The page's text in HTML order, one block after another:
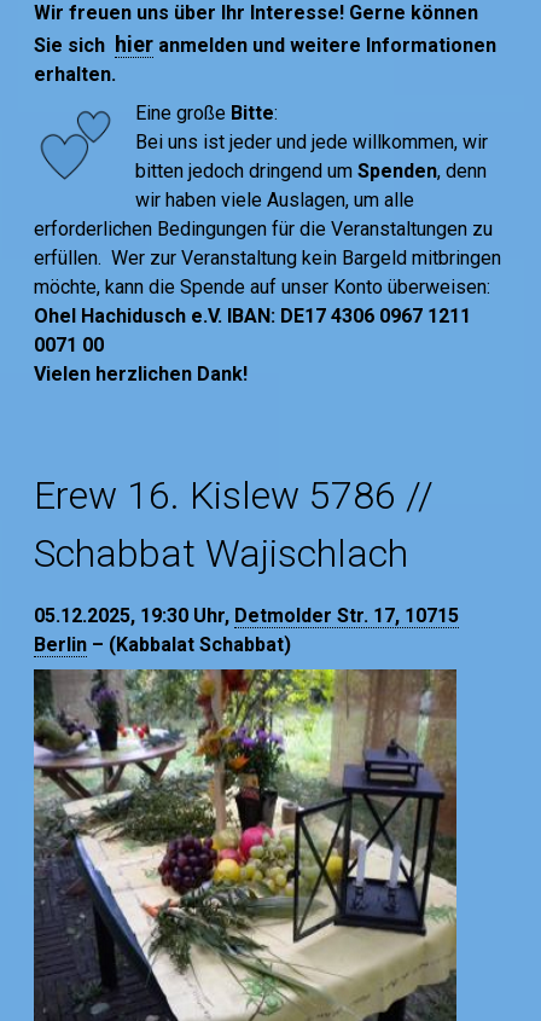
Wir freuen uns über Ihr Interesse! Gerne können
Sie sich hier anmelden und weitere Informationen
erhalten.
Eine große Bitte:
Bei uns ist jeder und jede willkommen, wir
bitten jedoch dringend umSpenden, denn
wir haben viele Auslagen, um alle
erforderlichen Bedingungen für die Veranstaltungen zu
erfüllen. Wer zur Veranstaltung kein Bargeld mitbringen
möchte, kann die Spende auf unser Konto überweisen:
Ohel Hachidusch e.V. IBAN: DE17 4306 0967 1211
0071 00
Vielen herzlichen Dank!
Erew 16. Kislew 5786 //
Schabbat Wajischlach
05.12.2025, 19:30 Uhr, Detmolder Str. 17, 10715
Berlin – (Kabbalat Schabbat)